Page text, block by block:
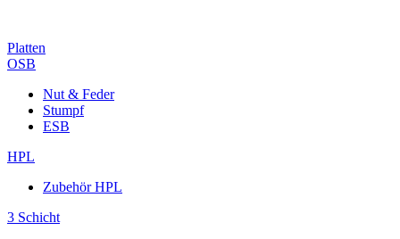
Platten
OSB
Nut & Feder
Stumpf
ESB
HPL
Zubehör HPL
3 Schicht